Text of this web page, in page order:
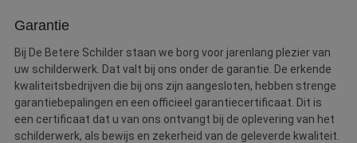
Garantie
Bij De Betere Schilder staan we borg voor jarenlang plezier van
uw schilderwerk. Dat valt bij ons onder de garantie. De erkende
kwaliteitsbedrijven die bij ons zijn aangesloten, hebben strenge
garantiebepalingen en een officieel garantiecertificaat. Dit is
een certificaat dat u van ons ontvangt bij de oplevering van het
schilderwerk, als bewijs en zekerheid van de geleverde kwaliteit.